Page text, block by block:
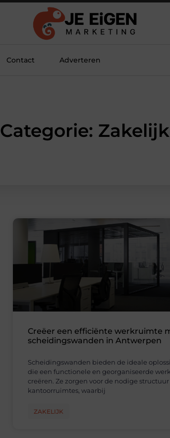
Contact Adverteren
Categorie: Zakelijk
Creëer een efficiënte werkruimte
scheidingswanden in Antwerpen
Scheidingswanden bieden de ideale
die een functionele en georganiseerde
creëren. Ze zorgen voor de nodige
kantoorruimtes, waarbij
ZAKELIJK